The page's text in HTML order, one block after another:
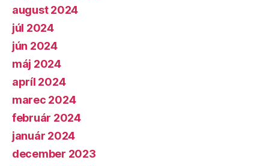
august 2024
júl 2024
jún 2024
máj 2024
apríl 2024
marec 2024
február 2024
január 2024
december 2023